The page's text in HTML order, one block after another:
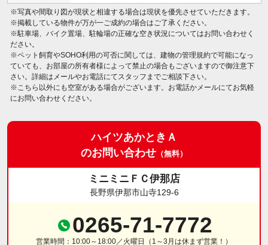
※写真や間取り図が現状と相違する場合は現状を優先させていただきます。
※掲載している物件が万が一ご成約の場合はご了承ください。
※駐車場、バイク置場、駐輪場の正確な空き状況についてはお問い合わせく
ださい。
※ペット飼育やSOHO利用の可否に関しては、建物の管理規約で可能になっ
ていても、お部屋の所有者様によって禁止の場合もございますので御注意下
さい。詳細はメールやお電話にてスタッフまでご相談下さい。
※こちら以外にも空室がある場合がございます。お電話かメールにてお気軽
にお問い合わせください。
ハイツあかときＡ
のお問い合わせ （無料）
ミニミニＦＣ伊那店
長野県伊那市山寺129-6
0265-71-7772
営業時間：10:00～18:00／火曜日（1～3月は休まず営業！）